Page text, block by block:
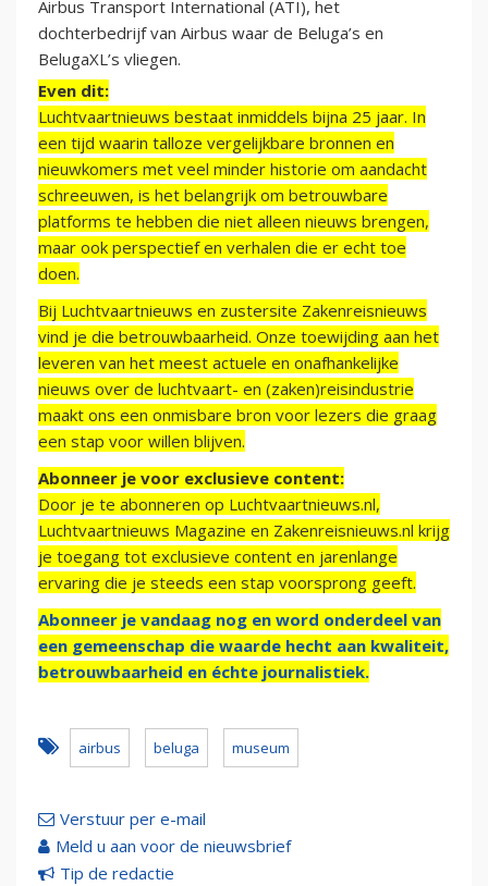
Airbus Transport International (ATI), het
dochterbedrijf van Airbus waar de Beluga’s en
BelugaXL’s vliegen.
Even dit:
Luchtvaartnieuws bestaat inmiddels bijna 25 jaar. In
een tijd waarin talloze vergelijkbare bronnen en
nieuwkomers met veel minder historie om aandacht
schreeuwen, is het belangrijk om betrouwbare
platforms te hebben die niet alleen nieuws brengen,
maar ook perspectief en verhalen die er echt toe
doen.
Bij Luchtvaartnieuws en zustersite Zakenreisnieuws
vind je die betrouwbaarheid. Onze toewijding aan het
leveren van het meest actuele en onafhankelijke
nieuws over de luchtvaart- en (zaken)reisindustrie
maakt ons een onmisbare bron voor lezers die graag
een stap voor willen blijven.
Abonneer je voor exclusieve content:
Door je te abonneren op Luchtvaartnieuws.nl,
Luchtvaartnieuws Magazine en Zakenreisnieuws.nl krijg
je toegang tot exclusieve content en jarenlange
ervaring die je steeds een stap voorsprong geeft.
Abonneer je vandaag nog en word onderdeel van
een gemeenschap die waarde hecht aan kwaliteit,
betrouwbaarheid en échte journalistiek.
airbus beluga museum
Verstuur per e-mail
Meld u aan voor de nieuwsbrief
Tip de redactie